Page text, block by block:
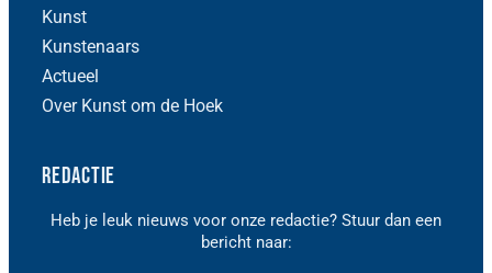
Kunst
Kunstenaars
Actueel
Over Kunst om de Hoek
Redactie
Heb je leuk nieuws voor onze redactie? Stuur dan een
bericht naar: